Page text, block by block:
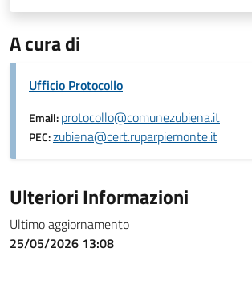
A cura di
Ufficio Protocollo
Email:protocollo@comunezubiena.it
PEC:zubiena@cert.ruparpiemonte.it
Ulteriori Informazioni
Ultimo aggiornamento
25/05/2026 13:08